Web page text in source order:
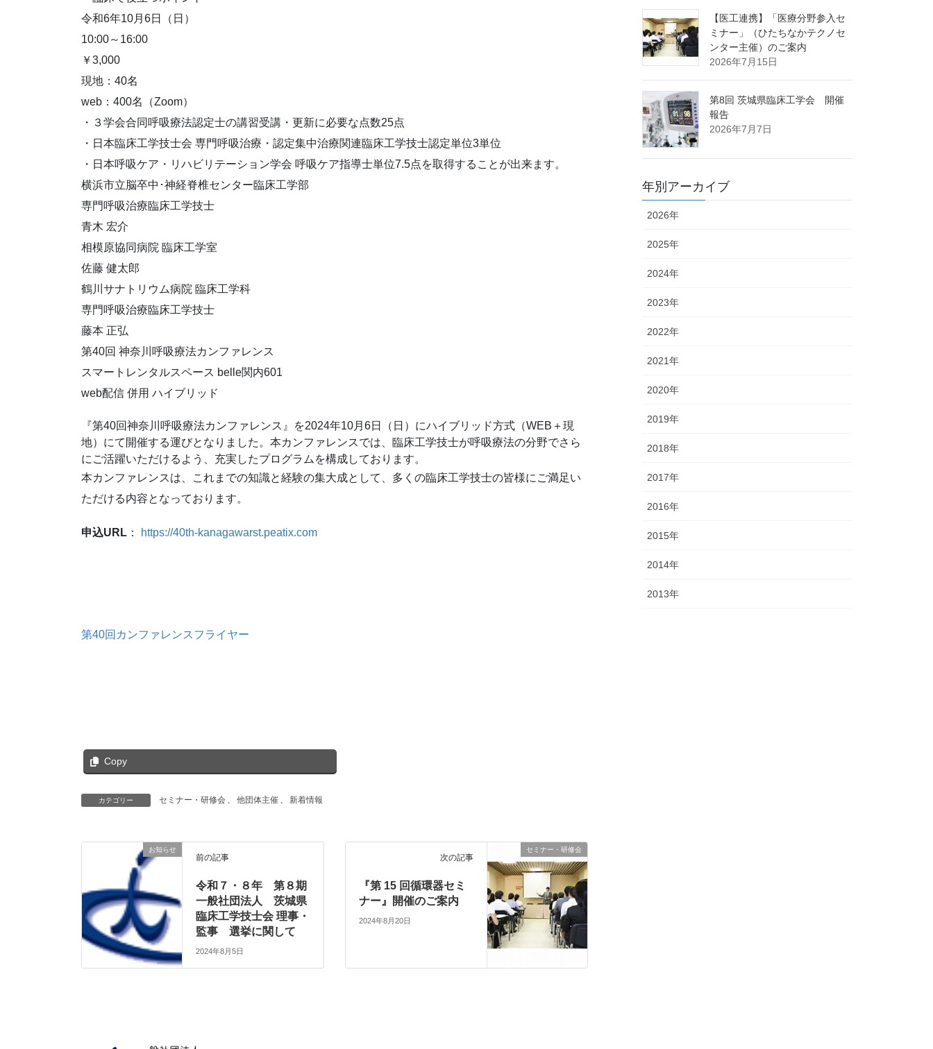
令和6年10月6日（日）
10:00～16:00
￥3,000
現地：40名
web：400名（Zoom）
・３学会合同呼吸療法認定士の講習受講・更新に必要な点数25点
・日本臨床工学技士会 専門呼吸治療・認定集中治療関連臨床工学技士認定単位3単位
・日本呼吸ケア・リハビリテーション学会 呼吸ケア指導士単位7.5点を取得することが出来ます。
横浜市立脳卒中･神経脊椎センター臨床工学部
専門呼吸治療臨床工学技士
青木 宏介
相模原協同病院 臨床工学室
佐藤 健太郎
鶴川サナトリウム病院 臨床工学科
専門呼吸治療臨床工学技士
藤本 正弘
第40回 神奈川呼吸療法カンファレンス
スマートレンタルスペース belle関内601
web配信 併用 ハイブリッド
『第40回神奈川呼吸療法カンファレンス』を2024年10月6日（日）にハイブリッド方式（WEB＋現
地）にて開催する運びとなりました。本カンファレンスでは、臨床工学技士が呼吸療法の分野でさら
にご活躍いただけるよう、充実したプログラムを構成しております。
本カンファレンスは、これまでの知識と経験の集大成として、多くの臨床工学技士の皆様にご満足い
ただける内容となっております。
申込URL ： https://40th-kanagawarst.peatix.com
第40回カンファレンスフライヤー
Copy
カテゴリー セミナー・研修会 他団体主催 新着情報
お知らせ
前の記事
令和７・８年 第８期
一般社団法人 茨城県
臨床工学技士会 理事・
監事 選挙に関して
2024年8月5日
セミナー・研修会
次の記事
『第 15 回循環器セミ
ナー』開催のご案内
2024年8月20日
【医工連携】「医療分野参入セ
ミナー」（ひたちなかテクノセ
ンター主催）のご案内
2026年7月15日
第8回 茨城県臨床工学会 開催
報告
2026年7月7日
年別アーカイブ
2026年
2025年
2024年
2023年
2022年
2021年
2020年
2019年
2018年
2017年
2016年
2015年
2014年
2013年